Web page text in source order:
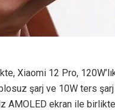
Xiaomi 12 Pro,
şarj ve 10W ters
AMOLED ekran ile